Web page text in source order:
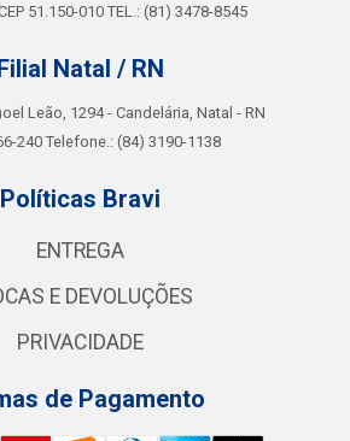
51.150-010 TEL.: (81) 3478-8545
Natal / RN
Leão, 1294 - Candelária, Natal - RN
240 Telefone.: (84) 3190-1138
Políticas Bravi
ENTREGA
E DEVOLUÇÕES
PRIVACIDADE
de Pagamento